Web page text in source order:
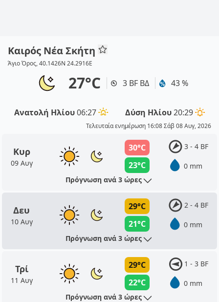
Καιρός Νέα Σκήτη
Άγιο Όρος, 40.1426N 24.2916E
27°C 3 BF ΒΔ 43 %
Ανατολή Ηλίου06:27 Δύση Ηλίου20:29
Τελευταία ενημέρωση 16:08 Σάβ 08 Αυγ, 2026
Κυρ
09 Αυγ
30°C
23°C
3 - 4 BF
0 mm
Πρόγνωση ανά 3 ώρες
Δευ
10 Αυγ
29°C
21°C
2 - 4 BF
0 mm
Πρόγνωση ανά 3 ώρες
Τρί
11 Αυγ
29°C
22°C
1 - 3 BF
0 mm
Πρόγνωση ανά 3 ώρες